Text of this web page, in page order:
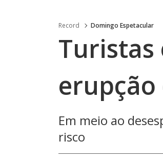
Record Domingo Espetacular
Turistas
Em meio ao
risco